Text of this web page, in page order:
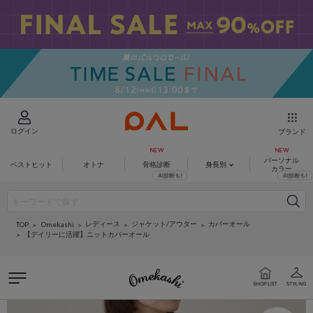
ログイン ブランド
ベストヒット オトナ 骨格診断 身長別
パーソナル
カラー
TOP Omekashi レディース ジャケット/アウター
カバーオール
【デイリーに活躍】ニットカバーオール